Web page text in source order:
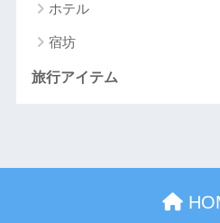
ホテル
宿坊
旅行アイテム